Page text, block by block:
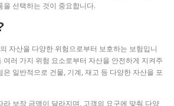
을 선택하는 것이 중요합니다.
자산을 다양한 위험으로부터 보호하는 보험입니
여러 가지 위험 요소로부터 자산을 안전하게 지켜주
은 일반적으로 건물, 기계, 재고 등 다양한 자산을 포
라 보장 금액이 달라지며, 고객의 요구에 맞춰 다양